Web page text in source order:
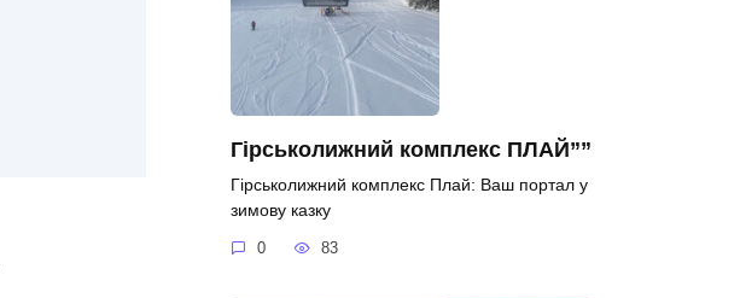
Гірськолижний комплекс ПЛАЙ””
Гірськолижний комплекс Плай: Ваш портал у
зимову казку
0 83